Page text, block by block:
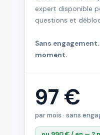
expert disponible
questions et
Sans
moment.
97 €
par mois · sans